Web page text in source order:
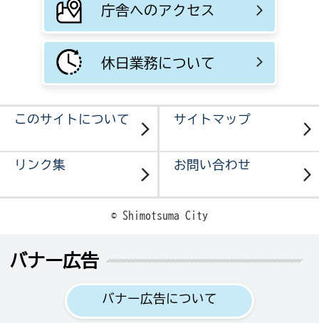
庁舎へのアクセス
休日業務について
このサイトについて サイトマップ
リンク集 お問い合わせ
© Shimotsuma City
バナー広告
バナー広告について